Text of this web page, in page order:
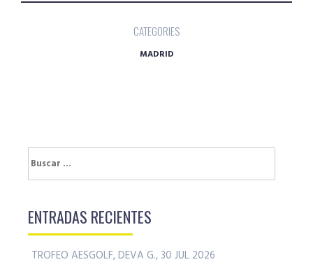
CATEGORIES
MADRID
Buscar:
ENTRADAS RECIENTES
TROFEO AESGOLF, DEVA G., 30 JUL 2026